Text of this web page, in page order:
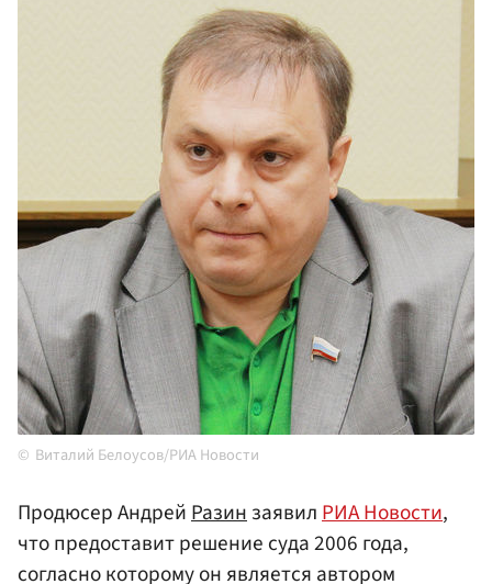
Виталий Белоусов/РИА Новости
Продюсер АндрейРазинзаявилРИА Новости,
что предоставит решение суда 2006 года,
согласно которому он является автором